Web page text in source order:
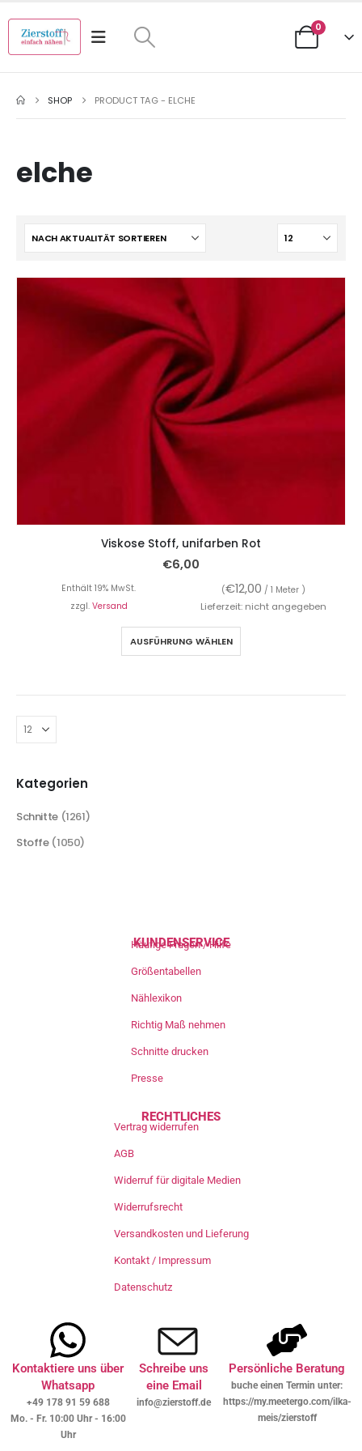
0
SHOP PRODUCT TAG - ELCHE
elche
Viskose Stoff, unifarben Rot
€6,00
Enthält 19% MwSt. (€12,00 / 1 Meter )
zzgl. Versand Lieferzeit: nicht angegeben
AUSFÜHRUNG WÄHLEN
Kategorien
Schnitte (1261)
Stoffe (1050)
KUNDENSERVICE
Häufige Fragen / Hilfe
Größentabellen
Nählexikon
Richtig Maß nehmen
Schnitte drucken
Presse
RECHTLICHES
Vertrag widerrufen
AGB
Widerruf für digitale Medien
Widerrufsrecht
Versandkosten und Lieferung
Kontakt / Impressum
Datenschutz
Kontaktiere uns über
Whatsapp
+49 178 91 59 688
Mo. - Fr. 10:00 Uhr - 16:00
Uhr
Schreibe uns
eine Email
info@zierstoff.de
Persönliche Beratung
buche einen Termin unter:
https://my.meetergo.com/ilka-
meis/zierstoff